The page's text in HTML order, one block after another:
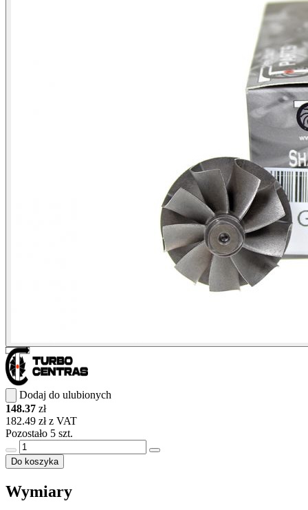
Dodaj do ulubionych
148.37 zł
182.49 zł z VAT
Pozostało 5 szt.
Do koszyka
Wymiary